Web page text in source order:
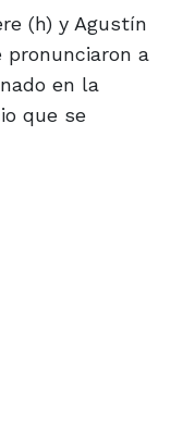
(h) y Agustín
pronunciaron a
en la
que se